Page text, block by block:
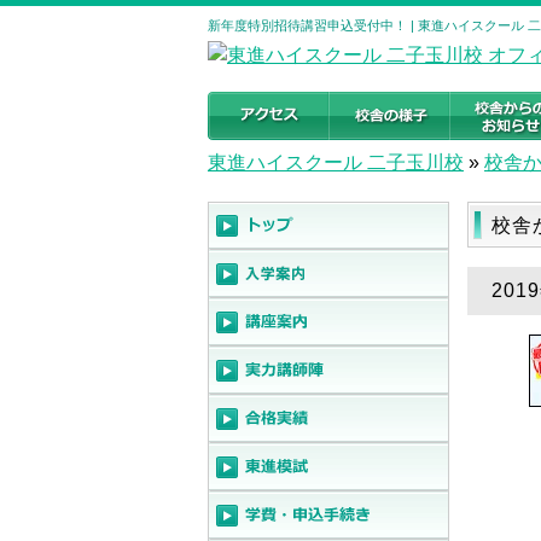
新年度特別招待講習申込受付中！ | 東進ハイスクール
東進ハイスクール 二子玉川校 » 校舎
校舎